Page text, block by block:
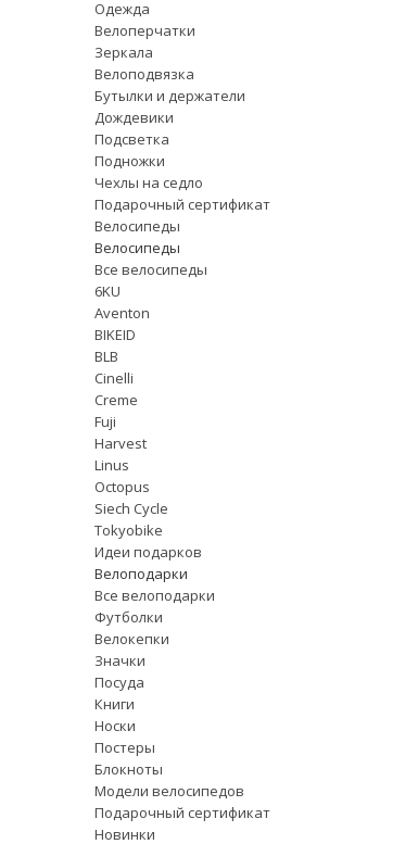
Одежда
Велоперчатки
Зеркала
Велоподвязка
Бутылки и держатели
Дождевики
Подсветка
Подножки
Чехлы на седло
Подарочный сертификат
Велосипеды
Велосипеды
Все велосипеды
6KU
Aventon
BIKEID
BLB
Cinelli
Creme
Fuji
Harvest
Linus
Octopus
Siech Cycle
Tokyobike
Идеи подарков
Велоподарки
Все велоподарки
Футболки
Велокепки
Значки
Посуда
Книги
Носки
Постеры
Блокноты
Модели велосипедов
Подарочный сертификат
Новинки